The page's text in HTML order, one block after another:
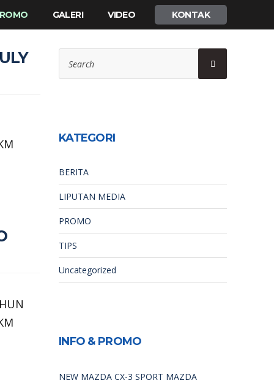
GALERI VIDEO KONTAK
for:
Search
KATEGORI
BERITA
LIPUTAN MEDIA
PROMO
TIPS
Uncategorized
INFO & PROMO
NEW MAZDA CX-3 SPORT MAZDA